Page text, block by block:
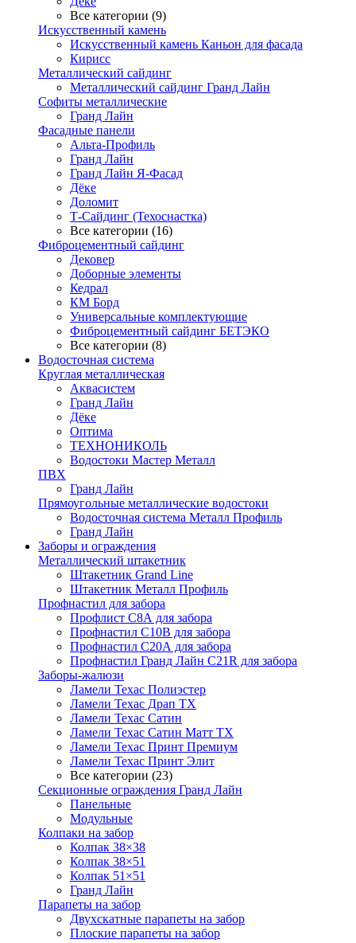
Все категории (9)
Искусственный камень
Искусственный камень Каньон для фасада
Кирисс
Металлический сайдинг
Металлический сайдинг Гранд Лайн
Софиты металлические
Гранд Лайн
Фасадные панели
Альта-Профиль
Гранд Лайн
Гранд Лайн Я-Фасад
Дёке
Доломит
Т-Сайдинг (Техоснастка)
Все категории (16)
Фиброцементный сайдинг
Дековер
Доборные элементы
Кедрал
КМ Борд
Универсальные комплектующие
Фиброцементный сайдинг БЕТЭКО
Все категории (8)
Водосточная система
Круглая металлическая
Аквасистем
Гранд Лайн
Дёке
Оптима
ТЕХНОНИКОЛЬ
Водостоки Мастер Металл
ПВХ
Гранд Лайн
Прямоугольные металлические водостоки
Водосточная система Металл Профиль
Гранд Лайн
Заборы и ограждения
Металлический штакетник
Штакетник Grand Line
Штакетник Металл Профиль
Профнастил для забора
Профлист С8А для забора
Профнастил С10В для забора
Профнастил С20А для забора
Профнастил Гранд Лайн С21R для забора
Заборы-жалюзи
Ламели Техас Полиэстер
Ламели Техас Драп ТХ
Ламели Техас Сатин
Ламели Техас Сатин Матт ТХ
Ламели Техас Принт Премиум
Ламели Техас Принт Элит
Все категории (23)
Секционные ограждения Гранд Лайн
Панельные
Модульные
Колпаки на забор
Колпак 38×38
Колпак 38×51
Колпак 51×51
Гранд Лайн
Парапеты на забор
Двухскатные парапеты на забор
Плоские парапеты на забор